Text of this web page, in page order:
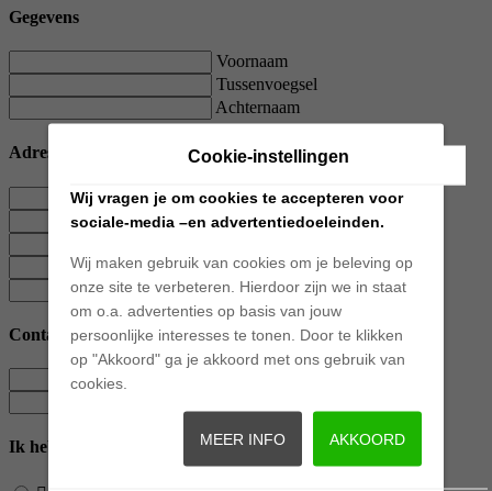
Gegevens
Voornaam
Tussenvoegsel
Achternaam
Adres
Straatnaam
Huisnummer
Postcode
Plaats
Contact
Ik heb interesse in
Cookie-instellingen
Wij vragen je om cookies te accepteren voor
sociale-media –en advertentiedoeleinden.
Wij maken gebruik van cookies om je beleving op
onze site te verbeteren. Hierdoor zijn we in staat
om o.a. advertenties op basis van jouw
persoonlijke interesses te tonen. Door te klikken
op "Akkoord" ga je akkoord met ons gebruik van
cookies.
AKKOORD
MEER INFO